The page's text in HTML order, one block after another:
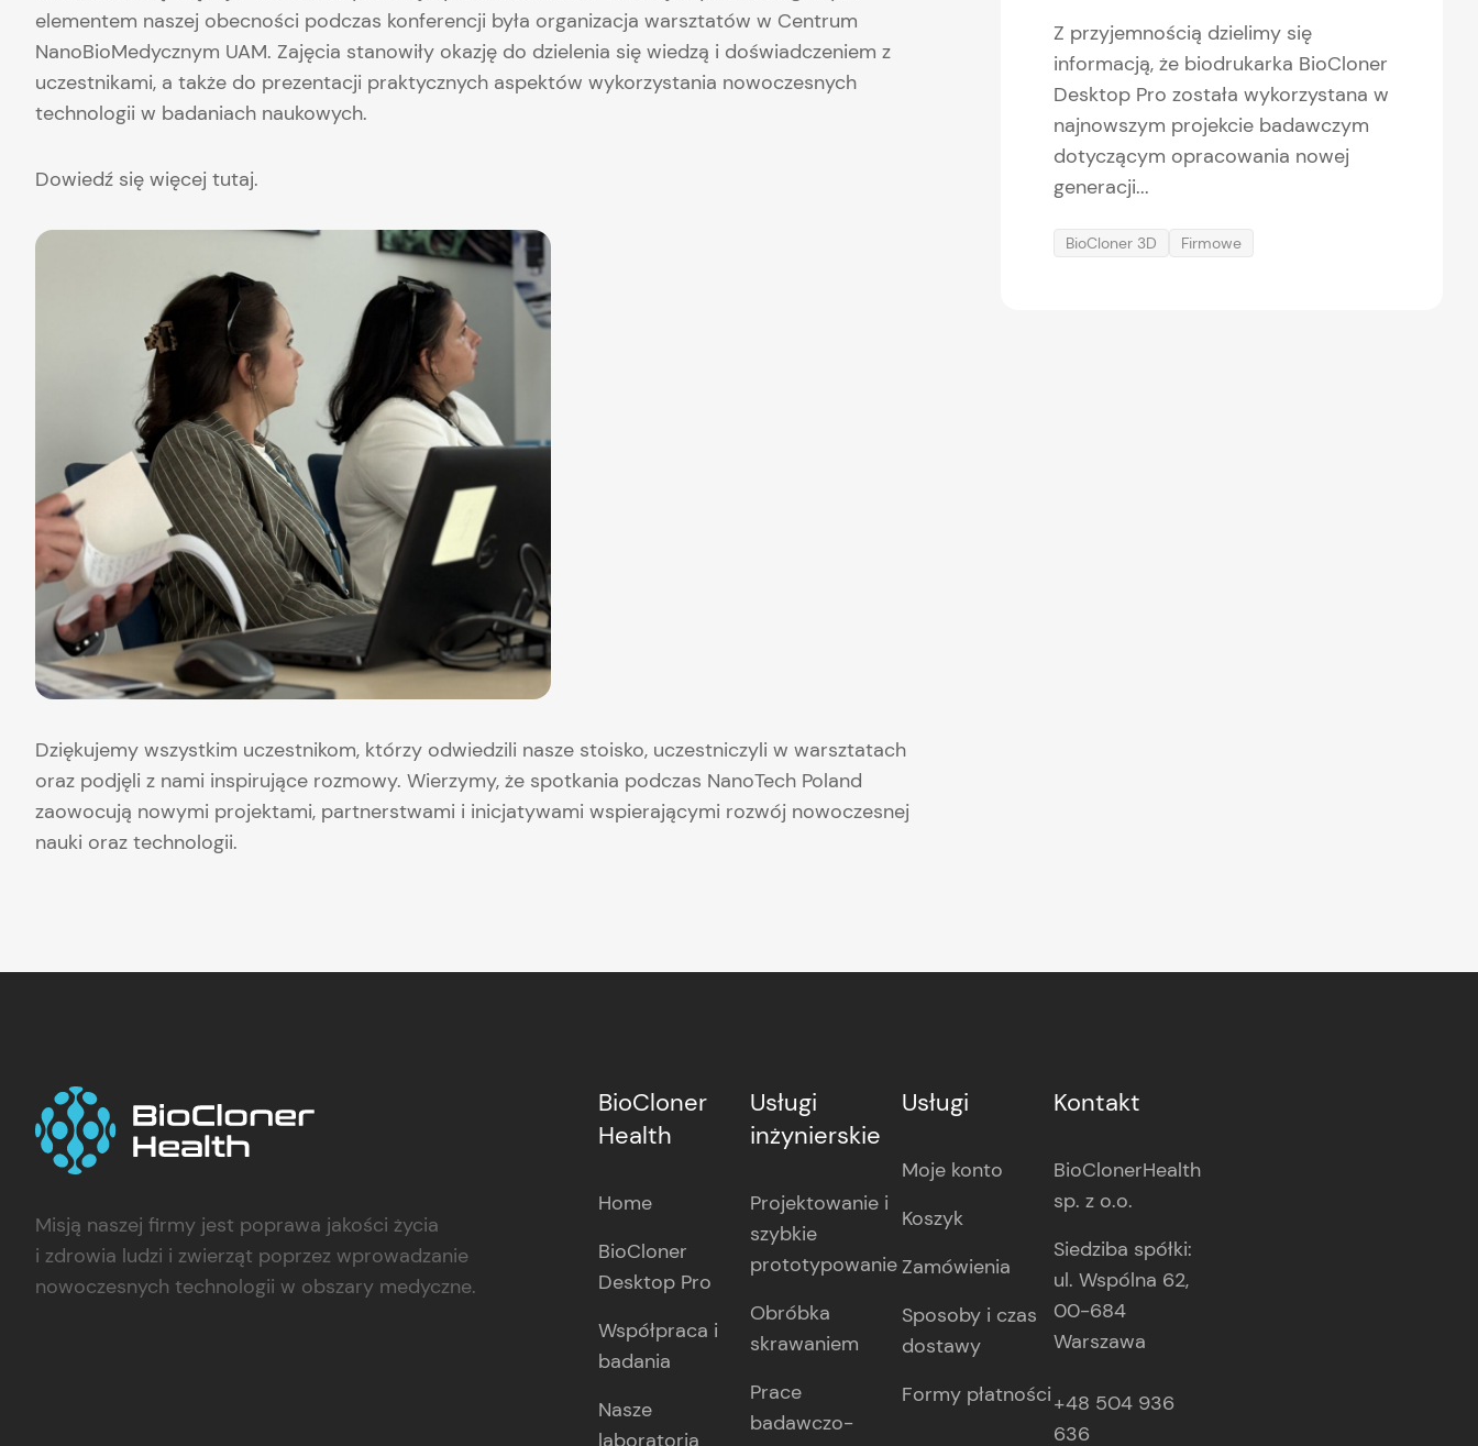
elementem naszej obecności podczas konferencji była organizacja warsztatów w Centrum
NanoBioMedycznym UAM. Zajęcia stanowiły okazję do dzielenia się wiedzą i doświadczeniem z
uczestnikami, a także do prezentacji praktycznych aspektów wykorzystania nowoczesnych
technologii w badaniach naukowych.
Dowiedź się więcej tutaj.
Dziękujemy wszystkim uczestnikom, którzy odwiedzili nasze stoisko, uczestniczyli w warsztatach
oraz podjęli z nami inspirujące rozmowy. Wierzymy, że spotkania podczas NanoTech Poland
zaowocują nowymi projektami, partnerstwami i inicjatywami wspierającymi rozwój nowoczesnej
nauki oraz technologii.
Z przyjemnością dzielimy się
informacją, że biodrukarka BioCloner
Desktop Pro została wykorzystana w
najnowszym projekcie badawczym
dotyczącym opracowania nowej
generacji...
BioCloner 3D Firmowe
Misją naszej firmy jest poprawa jakości życia
i zdrowia ludzi i zwierząt poprzez wprowadzanie
nowoczesnych technologii w obszary medyczne.
BioCloner
Health
Home
BioCloner
Desktop Pro
Współpraca i
badania
Nasze
laboratoria
Usługi
inżynierskie
Projektowanie i
szybkie
prototypowanie
Obróbka
skrawaniem
Prace
badawczo-
Usługi
Moje konto
Koszyk
Zamówienia
Sposoby i czas
dostawy
Formy płatności
Kontakt
BioClonerHealth
sp. z o.o.
Siedziba spółki:
ul. Wspólna 62,
00-684
Warszawa
+48 504 936
636